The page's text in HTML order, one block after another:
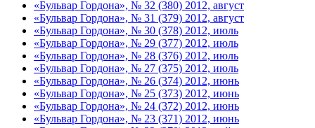
«Бульвар Гордона», № 32 (380) 2012, август
«Бульвар Гордона», № 31 (379) 2012, август
«Бульвар Гордона», № 30 (378) 2012, июль
«Бульвар Гордона», № 29 (377) 2012, июль
«Бульвар Гордона», № 28 (376) 2012, июль
«Бульвар Гордона», № 27 (375) 2012, июль
«Бульвар Гордона», № 26 (374) 2012, июнь
«Бульвар Гордона», № 25 (373) 2012, июнь
«Бульвар Гордона», № 24 (372) 2012, июнь
«Бульвар Гордона», № 23 (371) 2012, июнь